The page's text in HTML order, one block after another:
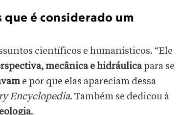
é considerado um
científicos e humanísticos. “Ele
mecânica e hidráulicapara se
e por que elas apareciam dessa
Encyclopedia. Também se dedicou à
.